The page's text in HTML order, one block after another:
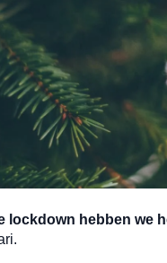
lockdown hebben we